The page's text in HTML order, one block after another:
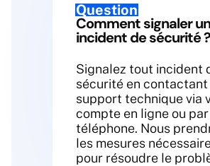
Question
Comment signaler un
incident de sécurité ?
Signalez tout incident
sécurité en
support technique via
compte en ligne ou par
téléphone. Nous
les mesures
pour résoudre le